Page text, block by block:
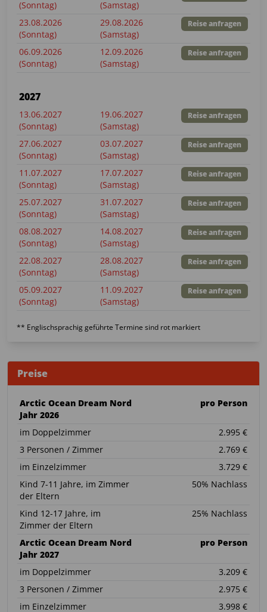
(Sonntag)
(Samstag)
23.08.2026
(Sonntag)
29.08.2026
(Samstag)
Reise anfragen
06.09.2026
(Sonntag)
12.09.2026
(Samstag)
Reise anfragen
2027
13.06.2027
(Sonntag)
19.06.2027
(Samstag)
Reise anfragen
27.06.2027
(Sonntag)
03.07.2027
(Samstag)
Reise anfragen
11.07.2027
(Sonntag)
17.07.2027
(Samstag)
Reise anfragen
25.07.2027
(Sonntag)
31.07.2027
(Samstag)
Reise anfragen
08.08.2027
(Sonntag)
14.08.2027
(Samstag)
Reise anfragen
22.08.2027
(Sonntag)
28.08.2027
(Samstag)
Reise anfragen
05.09.2027
(Sonntag)
11.09.2027
(Samstag)
Reise anfragen
** Englischsprachig geführte Termine sind rot markiert
Preise
Arctic Ocean Dream Nord
Jahr 2026
pro Person
im Doppelzimmer
2.995 €
3 Personen / Zimmer
2.769 €
im Einzelzimmer
3.729 €
Kind 7-11 Jahre, im Zimmer
der Eltern
50% Nachlass
Kind 12-17 Jahre, im
Zimmer der Eltern
25% Nachlass
Arctic Ocean Dream Nord
Jahr 2027
pro Person
im Doppelzimmer
3.209 €
3 Personen / Zimmer
2.975 €
im Einzelzimmer
3.998 €